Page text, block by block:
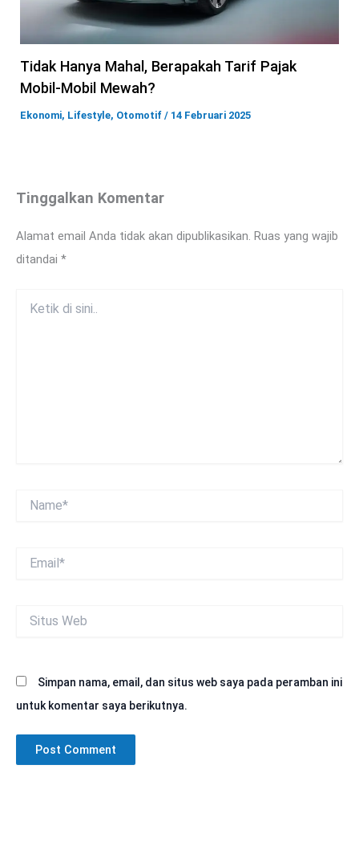
Tidak Hanya Mahal, Berapakah Tarif Pajak
Mobil-Mobil Mewah?
Ekonomi, Lifestyle, Otomotif / 14 Februari 2025
Tinggalkan Komentar
Alamat email Anda tidak akan dipublikasikan. Ruas yang wajib
ditandai *
Web
Simpan nama, email, dan situs web saya pada peramban ini
untuk komentar saya berikutnya.